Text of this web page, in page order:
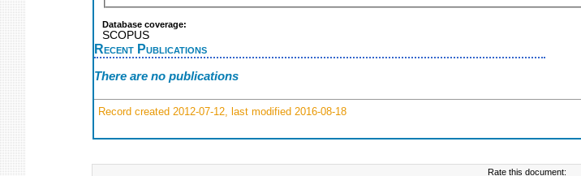
Database coverage:
SCOPUS
Recent Publications
There are no publications
Record created 2012-07-12, last modified 2016-08-18
Rate this document: